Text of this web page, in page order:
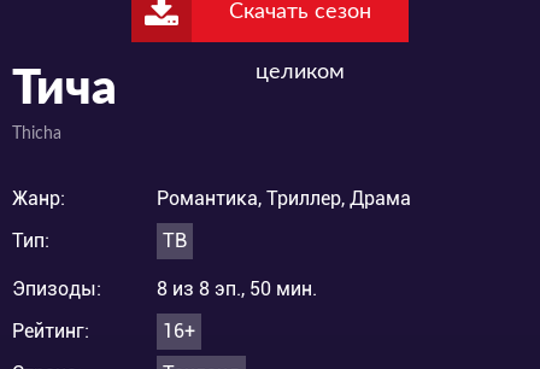
Скачать сезон
целиком
Тича
Thicha
Жанр:
Романтика, Триллер, Драма
Тип:
ТВ
Эпизоды:
8 из 8 эп., 50 мин.
Рейтинг:
16+